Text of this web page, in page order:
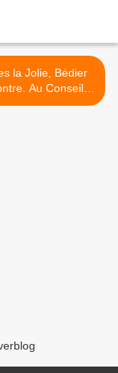
la Jolie, Bédier
Au Conseil
général il adhère >